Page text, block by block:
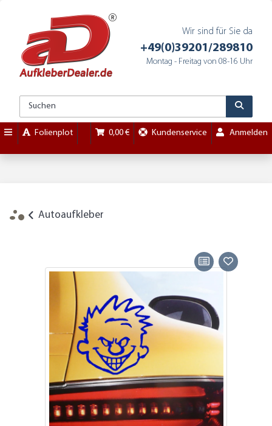
Wir sind für Sie da
+49(0)39201/289810
Montag - Freitag von 08-16 Uhr
Folienplot 0,00 € Kundenservice Anmelden
Autoaufkleber